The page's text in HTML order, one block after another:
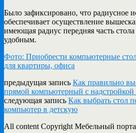
Было зафиксировано, что радиусное
обеспечивает осуществление
имеющая радиус передняя часть
удобным.
Фото: Приобрести компьютерные
для квартиры, офиса
предыдущая запись Как правильно
прямой компьютерный с надстройкой
следующая запись Как выбрать стол
компьютер в детскую
All content Copyright Мебельный